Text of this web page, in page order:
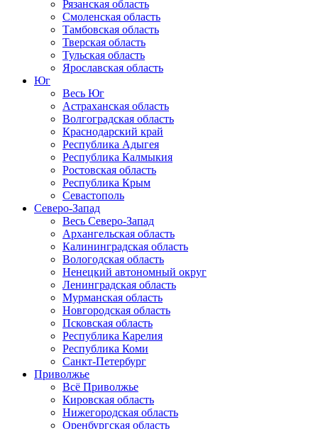
Рязанская область
Смоленская область
Тамбовская область
Тверская область
Тульская область
Ярославская область
Юг
Весь Юг
Астраханская область
Волгоградская область
Краснодарский край
Республика Адыгея
Республика Калмыкия
Ростовская область
Республика Крым
Севастополь
Северо-Запад
Весь Северо-Запад
Архангельская область
Калининградская область
Вологодская область
Ненецкий автономный округ
Ленинградская область
Мурманская область
Новгородская область
Псковская область
Республика Карелия
Республика Коми
Санкт-Петербург
Приволжье
Всё Приволжье
Кировская область
Нижегородская область
Оренбургская область